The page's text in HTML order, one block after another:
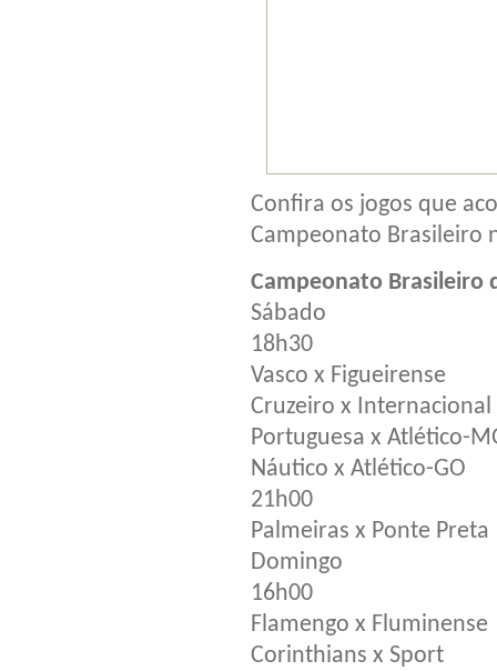
Confira os jogos que
Campeonato Brasileiro
Campeonato Brasileiro
Sábado
18h30
Vasco x Figueirense
Cruzeiro x Internacional
Portuguesa x Atlético-
Náutico x Atlético-GO
21h00
Palmeiras x Ponte Preta
Domingo
16h00
Flamengo x Fluminense
Corinthians x Sport